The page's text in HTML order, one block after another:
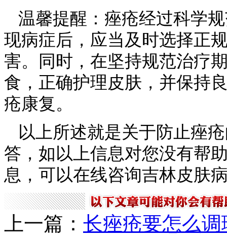
温馨提醒：痤疮经过科学
现病症后，应当及时选择正
害。同时，在坚持规范治疗
食，正确护理皮肤，并保持
疮康复。
以上所述就是关于防止痤
答，如以上信息对您没有帮
息，可以在线咨询吉林皮肤
上一篇： 长痤疮要怎么